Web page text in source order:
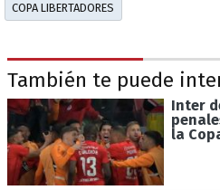
COPA LIBERTADORES
También te puede
Inter
la